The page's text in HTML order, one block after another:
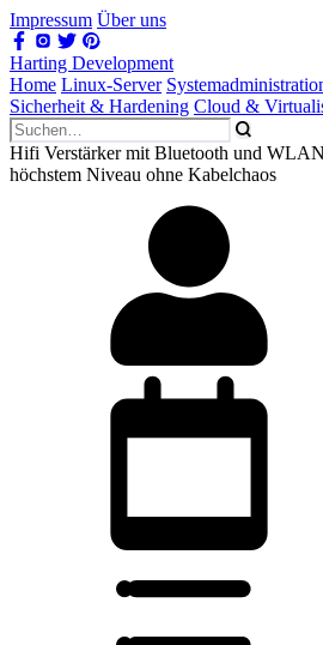
Impressum Über uns
Harting Development
Home Linux-Server
Sicherheit & Hardening Cloud &
Hifi Verstärker mit Bluetooth und
höchstem Niveau ohne Kabelchaos